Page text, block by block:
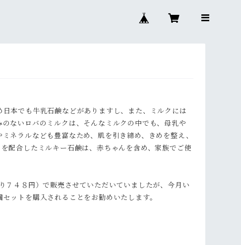
本でも牛乳石鹸などがありますし、また、ミルクには
ないロバのミルクは、そんなミルクの中でも、母乳や
ネラルなども豊富なため、肌を引き締め、きめを整え、
配合したミルキー石鹸は、赤ちゃんを含め、家族でご使
４８円）で販売させていただいていましたが、今月い
ットを購入されることをお勧めいたします。